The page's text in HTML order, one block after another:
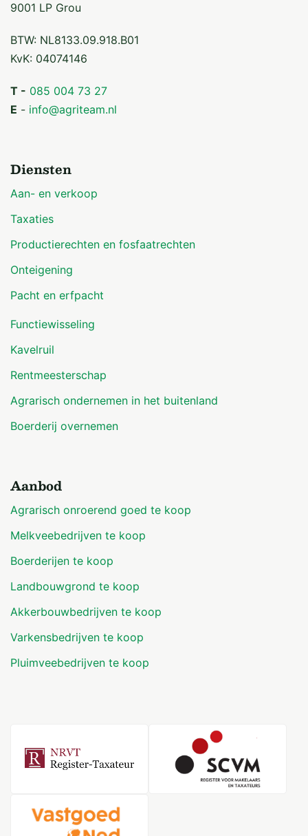
9001 LP Grou
BTW: NL8133.09.918.B01
KvK: 04074146
T - 085 004 73 27
E - info@agriteam.nl
Diensten
Aan- en verkoop
Taxaties
Productierechten en fosfaatrechten
Onteigening
Pacht en erfpacht
Functiewisseling
Kavelruil
Rentmeesterschap
Agrarisch ondernemen in het buitenland
Boerderij overnemen
Aanbod
Agrarisch onroerend goed te koop
Melkveebedrijven te koop
Boerderijen te koop
Landbouwgrond te koop
Akkerbouwbedrijven te koop
Varkensbedrijven te koop
Pluimveebedrijven te koop